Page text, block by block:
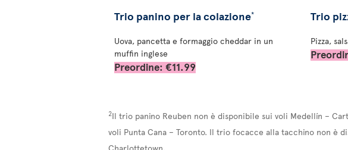
Trio panino per la colazione*
Uova, pancetta e formaggio cheddar in un
muffin inglese
Preordine: €11.99
Trio
Pizza,
2Il trio panino Reuben non è disponibile sui voli Medellín –
voli Punta Cana – Toronto. Il trio focacce alla tacchino non è